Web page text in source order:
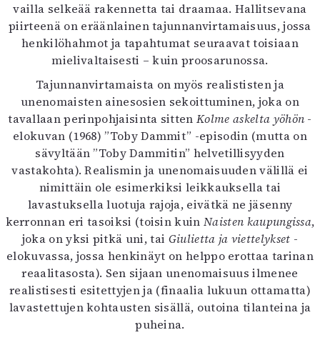
vailla selkeää rakennetta tai draamaa. Hallitsevana
piirteenä on eräänlainen tajunnanvirtamaisuus, jossa
henkilöhahmot ja tapahtumat seuraavat toisiaan
mielivaltaisesti – kuin proosarunossa.
Tajunnanvirtamaista on myös realististen ja
unenomaisten ainesosien sekoittuminen, joka on
tavallaan perinpohjaisinta sittenKolme askelta yöhön -
elokuvan (1968) ”Toby Dammit” -episodin (mutta on
sävyltään ”Toby Dammitin” helvetillisyyden
vastakohta). Realismin ja unenomaisuuden välillä ei
nimittäin ole esimerkiksi leikkauksella tai
lavastuksella luotuja rajoja, eivätkä ne jäsenny
kerronnan eri tasoiksi (toisin kuinNaisten kaupungissa,
joka on yksi pitkä uni, tai Giulietta ja viettelykset -
elokuvassa, jossa henkinäyt on helppo erottaa tarinan
reaalitasosta). Sen sijaan unenomaisuus ilmenee
realistisesti esitettyjen ja (finaalia lukuun ottamatta)
lavastettujen kohtausten sisällä, outoina tilanteina ja
puheina.